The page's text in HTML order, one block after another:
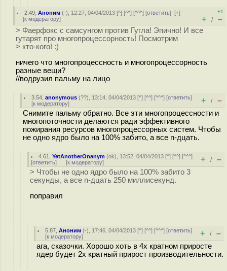
2.49 ,Аноним (-), 12:27, 04/04/2013 [^] [^^] [^^^] [ответить][↑]
[к модератору]
+1
+ / –
> Фаерфокс с самсунгом против Гугла! Эпично! И все
гутарят про многопроцессорность! Посмотрим
> кто-кого! :)
ничего что многопроцессность и многопроцессорность
разные вещи?
//водрузил пальму на лицо
3.54 ,anonymous (??), 13:14, 04/04/2013 [^] [^^] [^^^] [ответить]
[к модератору] + / –
Снимите пальму обратно. Все эти многопроцессности и
многопоточности делаются ради эффективного
пожирания ресурсов многопроцессорных систем. Чтобы
не одно ядро было на 100% забито, а все n-дцать.
4.61 ,YetAnotherOnanym (ok), 13:52, 04/04/2013 [^] [^^] [^^^]
[ответить] [к модератору] + / –
> Чтобы не одно ядро было на 100% забито 3
секунды, а все n-дцать 250 миллисекунд.
поправил
5.87 ,Аноним (-), 17:46, 04/04/2013 [^] [^^] [^^^] [ответить]
[к модератору] + / –
ага, сказочки. Хорошо хоть в 4х кратном приросте
ядер будет 2х кратный прирост производительности.